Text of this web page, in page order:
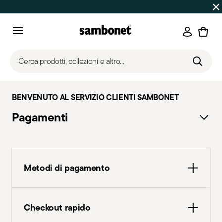
Fino al -50% | Ordini dal 7 al 16 agosto:
Accedi
Cerca prodotti, collezioni e altro...
BENVENUTO AL SERVIZIO CLIENTI SAMBONET
Pagamenti
Metodi di pagamento
Garantiamo che ogni transazione è sicura al
.È possibile pagare in tutta sicurezza
Checkout rapido